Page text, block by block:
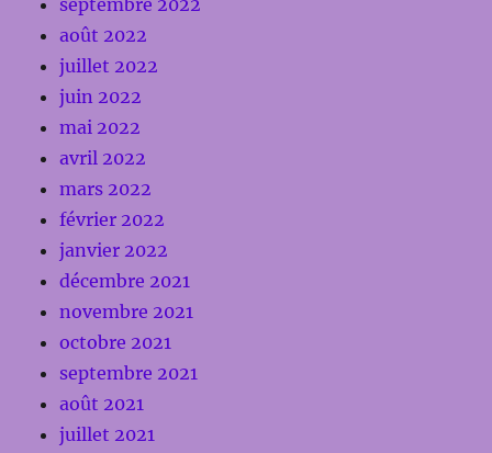
septembre 2022
août 2022
juillet 2022
juin 2022
mai 2022
avril 2022
mars 2022
février 2022
janvier 2022
décembre 2021
novembre 2021
octobre 2021
septembre 2021
août 2021
juillet 2021